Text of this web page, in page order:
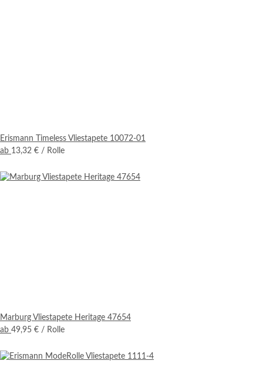
Erismann Timeless Vliestapete 10072-01
ab 13,32 € / Rolle
Marburg Vliestapete Heritage 47654
ab 49,95 € / Rolle